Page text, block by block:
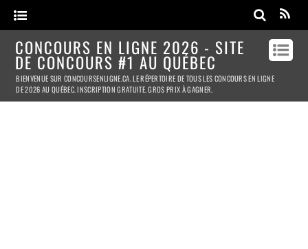
CONCOURS EN LIGNE 2026 - SITE
DE CONCOURS #1 AU QUÉBEC
BIENVENUE SUR CONCOURSENLIGNE.CA. LE RÉPERTOIRE DE TOUS LES CONCOURS EN LIGNE
DE 2026 AU QUÉBEC. INSCRIPTION GRATUITE. GROS PRIX À GAGNER.